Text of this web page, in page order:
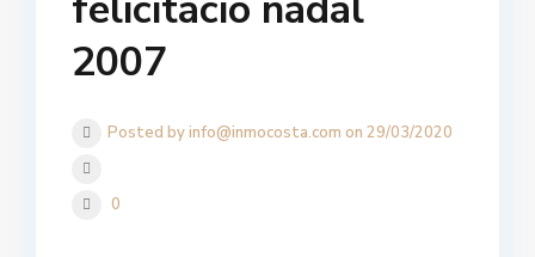
2007
Posted by info@inmocosta.com on 29/03/2020
0